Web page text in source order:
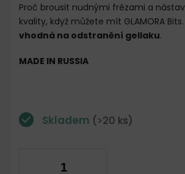
Skladem (>20 ks)
Proč brousit nudnými frézami a
kvality, když můžete mít GLAMORA
vhodná na odstranění gellaku.
MADE IN RUSSIA